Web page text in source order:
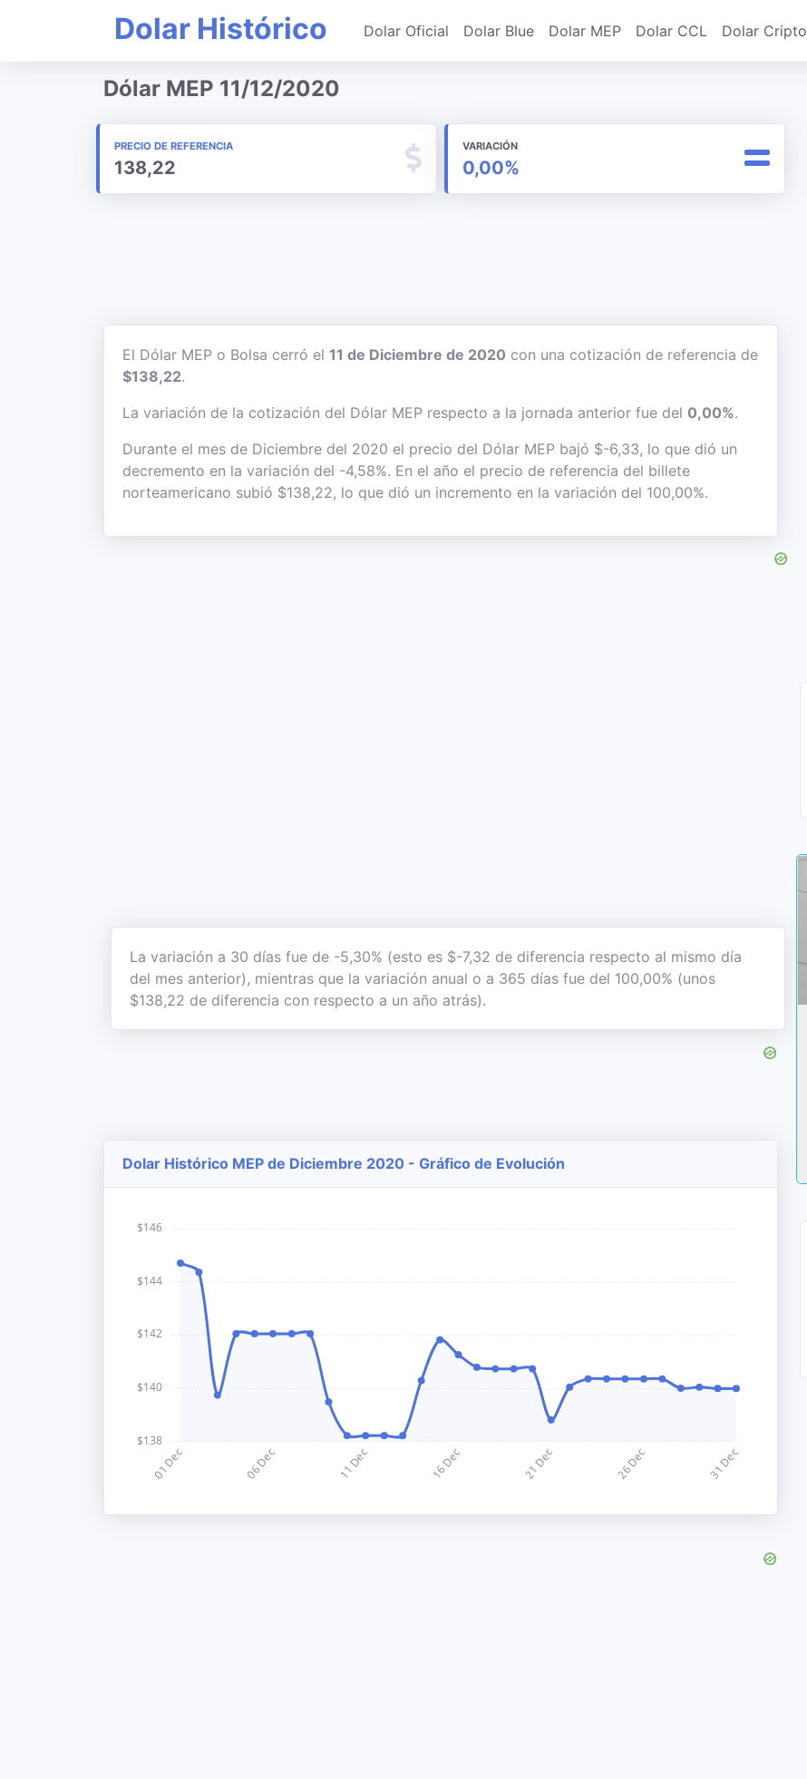
Dolar Histórico Dolar Oficial Dolar Blue Dolar MEP Dolar CCL Dolar Cripto
Dólar MEP 11/12/2020
PRECIO DE REFERENCIA
138,22
VARIACIÓN
0,00%
El Dólar MEP o Bolsa cerró el 11 de Diciembre de 2020 con una cotización de referencia de
$138,22.
La variación de la cotización del Dólar MEP respecto a la jornada anterior fue del 0,00%.
Durante el mes de Diciembre del 2020 el precio del Dólar MEP bajó $-6,33, lo que dió un
decremento en la variación del -4,58%. En el año el precio de referencia del billete
norteamericano subió $138,22, lo que dió un incremento en la variación del 100,00%.
La variación a 30 días fue de -5,30% (esto es $-7,32 de diferencia respecto al mismo día
del mes anterior), mientras que la variación anual o a 365 días fue del 100,00% (unos
$138,22 de diferencia con respecto a un año atrás).
Dolar Histórico MEP de Diciembre 2020 - Gráfico de Evolución